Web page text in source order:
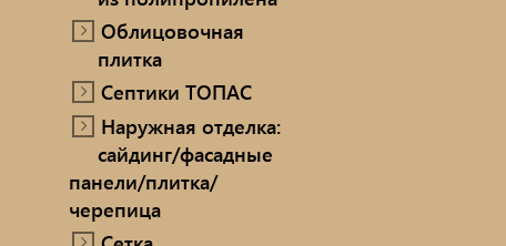
Облицовочная
плитка
Септики ТОПАС
Наружная отделка:
сайдинг/фасадные
панели/плитка/
черепица